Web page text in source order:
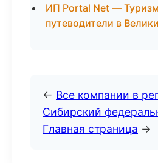
ИП Portal Net —
путеводители в
← Все компании в
Сибирский
Главная страница →